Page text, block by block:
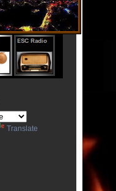
Translate